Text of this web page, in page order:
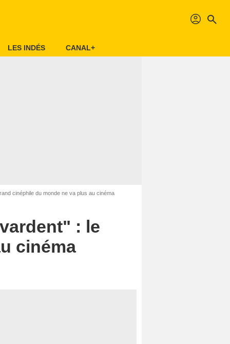
profil search
LES INDÉS CANAL+
cinéphile du monde ne va plus au cinéma
: le
cinéma